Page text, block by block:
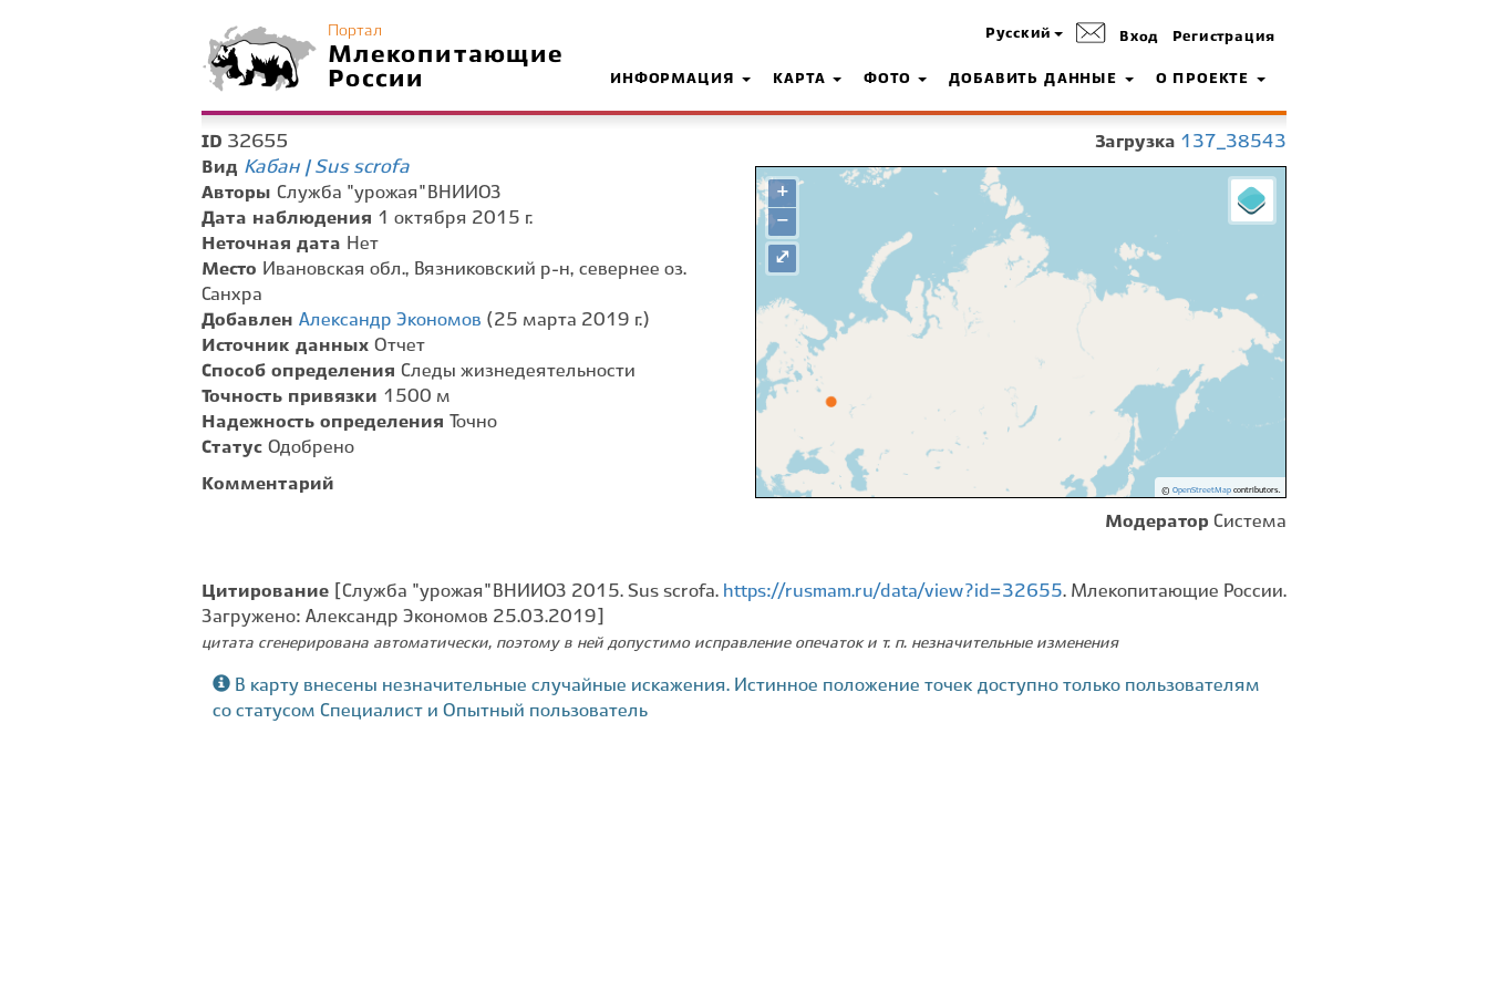
Портал
Млекопитающие
России
Русский Вход Регистрация
ИНФОРМАЦИЯ КАРТА ФОТО ДОБАВИТЬ ДАННЫЕ О ПРОЕКТЕ
ID 32655
Вид Кабан | Sus scrofa
Авторы Служба "урожая" ВНИИОЗ
Дата наблюдения 1 октября 2015 г.
Неточная дата Нет
Место Ивановская обл., Вязниковский р-н, севернее оз.
Санхра
Добавлен Александр Экономов (25 марта 2019 г.)
Источник данных Отчет
Способ определения Следы жизнедеятельности
Точность привязки 1500 м
Надежность определения
Точно
Статус Одобрено
Комментарий
Загрузка 137_38543
+
−
© OpenStreetMapcontributors.
⤢
Модератор Система
Цитирование [Служба "урожая" ВНИИОЗ 2015. Sus scrofa. https://rusmam.ru/data/view?id=32655. Млекопитающие России.
Загружено: Александр Экономов 25.03.2019]
цитата сгенерирована автоматически, поэтому в ней допустимо исправление опечаток и т. п. незначительные изменения
В карту внесены незначительные случайные искажения. Истинное положение точек доступно только пользователям
со статусом Специалист и Опытный пользователь